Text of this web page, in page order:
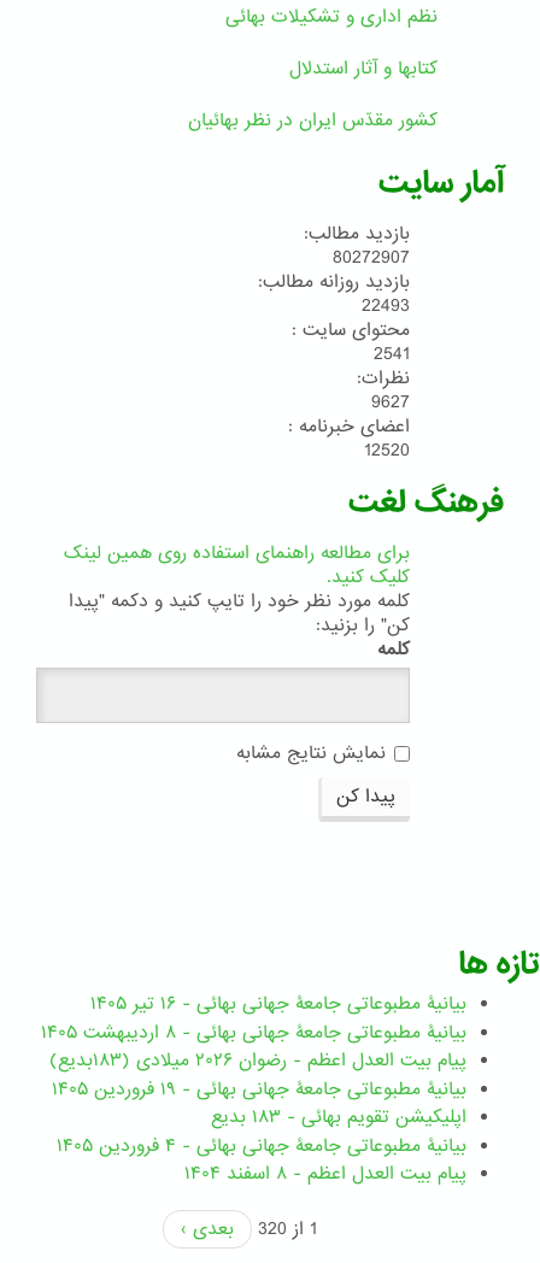
نظم اداری و تشکیلات بهائی
کتابها و آثار استدلال
کشور مقدّس ایران در نظر بهائیان
آمار سایت
بازدید مطالب:
80272907
بازدید روزانه مطالب:
22493
محتوای سایت :
2541
نظرات:
9627
اعضای خبرنامه :
12520
فرهنگ لغت
برای مطالعه راهنمای استفاده روی همین لینک
کلیک کنید.
کلمه مورد نظر خود را تایپ کنید و دکمه "پیدا
کن" را بزنید:
کلمه
نمایش نتایج مشابه
پیدا کن
تازه ها
بیانیۀ مطبوعاتی جامعۀ جهانی بهائی - ۱۶ تیر ۱۴۰۵
بیانیۀ مطبوعاتی جامعۀ جهانی بهائی - ۸ اردیبهشت ۱۴۰۵
پیام بیت العدل اعظم - رضوان ۲۰۲۶ میلادی (۱۸۳بدیع)
بیانیۀ مطبوعاتی جامعۀ جهانی بهائی - ۱۹ فروردین ۱۴۰۵
اپلیکیشن تقویم بهائی - ۱۸۳ بدیع
بیانیۀ مطبوعاتی جامعۀ جهانی بهائی - ۴ فروردین ۱۴۰۵
پیام بیت العدل اعظم - ۸ اسفند ۱۴۰۴
1 از 320
بعدی ›